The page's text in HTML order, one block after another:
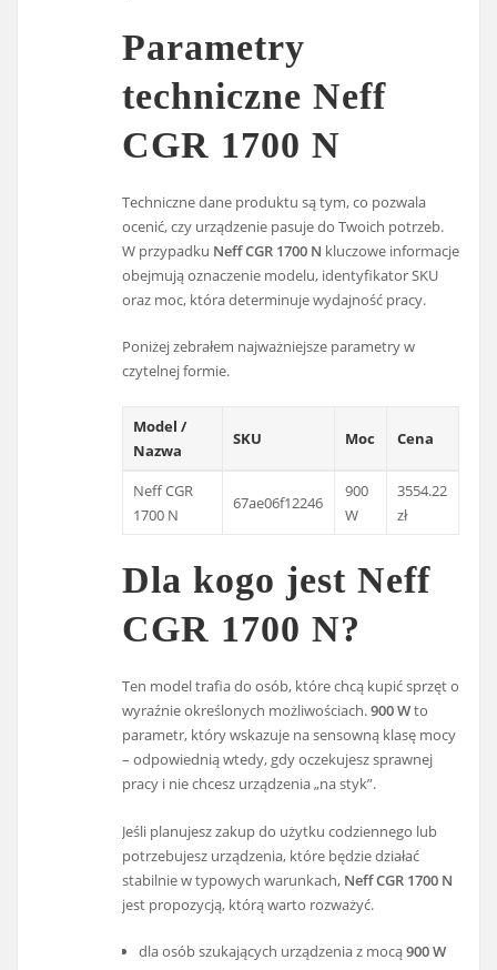
Parametry
techniczne Neff
CGR 1700 N
Techniczne dane produktu są tym, co pozwala
ocenić, czy urządzenie pasuje do Twoich potrzeb.
W przypadku Neff CGR 1700 N kluczowe informacje
obejmują oznaczenie modelu, identyfikator SKU
oraz moc, która determinuje wydajność pracy.
Poniżej zebrałem najważniejsze parametry w
czytelnej formie.
Model /
Nazwa
SKU Moc Cena
Neff CGR
1700 N
67ae06f12246
900
W
3554.22
zł
Dla kogo jest Neff
CGR 1700 N?
Ten model trafia do osób, które chcą kupić sprzęt o
wyraźnie określonych możliwościach.900 Wto
parametr, który wskazuje na sensowną klasę mocy
– odpowiednią wtedy, gdy oczekujesz sprawnej
pracy i nie chcesz urządzenia „na styk”.
Jeśli planujesz zakup do użytku codziennego lub
potrzebujesz urządzenia, które będzie działać
stabilnie w typowych warunkach, Neff CGR 1700 N
jest propozycją, którą warto rozważyć.
dla osób szukających urządzenia z mocą900 W